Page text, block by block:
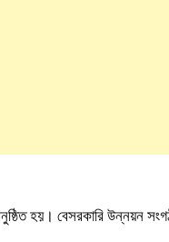
অনুষ্ঠিত হয়। বেসরকারি